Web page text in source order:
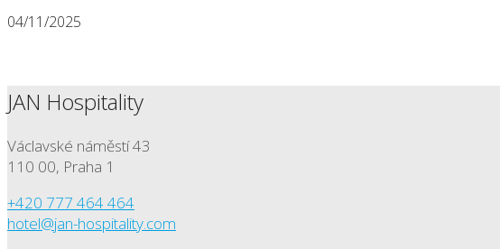
04/11/2025
JAN Hospitality
Václavské náměstí 43
110 00, Praha 1
+420 777 464 464
hotel@jan-hospitality.com